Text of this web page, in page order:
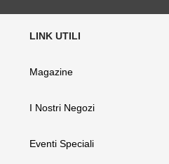
Magazine
I Nostri Negozi
Eventi Speciali